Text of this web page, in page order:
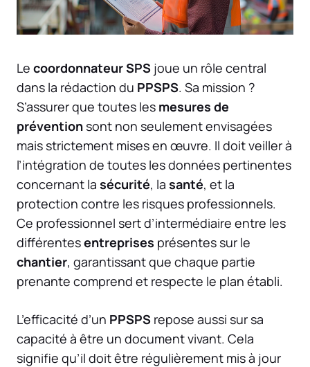
Le coordonnateur SPS joue un rôle central
dans la rédaction du PPSPS. Sa mission ?
S’assurer que toutes les mesures de
préventionsont non seulement envisagées
mais strictement mises en œuvre. Il doit veiller à
l’intégration de toutes les données pertinentes
concernant la sécurité, la santé, et la
protection contre les risques professionnels.
Ce professionnel sert d’intermédiaire entre les
différentesentreprises présentes sur le
chantier, garantissant que chaque partie
prenante comprend et respecte le plan établi.
L’efficacité d’un PPSPS repose aussi sur sa
capacité à être un document vivant. Cela
signifie qu’il doit être régulièrement mis à jour